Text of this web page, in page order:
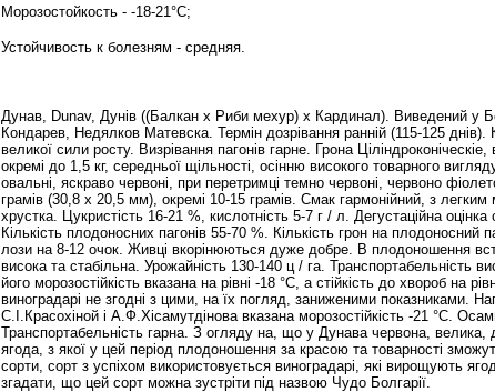
Морозостойкость - -18-21°С;
Устойчивость к болезням - средняя.
Дунав, Dunav, Дунів ((Балкан х Риби мехур) х Кардинал). Виведений у
Кондарев, Недялков Матевска. Термін дозрівання ранній (115-125 днів).
великої сили росту. Визрівання пагонів гарне. Грона
окремі до 1,5 кг, середньої щільності, осінню високого товарного
овальні, яскраво червоні, при перетримці темно червоні, червоно
грамів (30,8 x 20,5 мм), окремі 10-15 грамів. Смак гармонійний, з
хрустка. Цукристість 16-21 %, кислотність 5-7 г / л. Дегустаційна
Кількість плодоносних пагонів 55-70 %. Кількість грон на плодоносний
лози на 8-12 очок. Живці вкорінюються дуже добре. В плодоношення
висока та стабільна. Урожайність 130-140 ц / га. Транспортабельність
його морозостійкість вказана на рівні -18 °С, а стійкість до хвороб на
виноградарі не згодні з цими, на їх погляд, заниженими показниками.
С.І.Красохіной і А.Ф.Хісамутдінова вказана морозостійкість -21 °С.
Транспортабельність гарна. З огляду на, що у Дунава червона, велика,
ягода, з якої у цей період плодоношення за красою та товарності
сорти, сорт з успіхом використовується виноградарі, які вирощують
згадати, що цей сорт можна зустріти під назвою Чудо Болгарії.